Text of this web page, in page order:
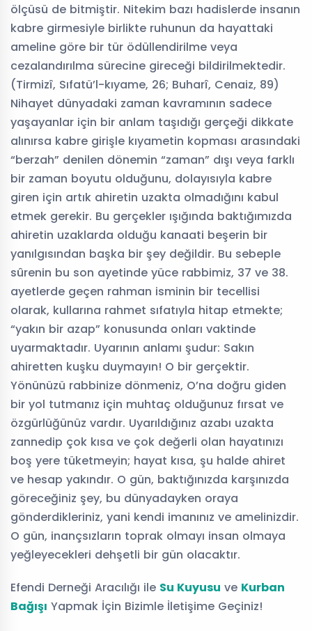
ölçüsü de bitmiştir. Nitekim bazı hadislerde insanın
kabre girmesiyle birlikte ruhunun da hayattaki
ameline göre bir tür ödüllendirilme veya
cezalandırılma sürecine gireceği bildirilmektedir.
(Tirmizî, Sıfatü’l-kıyame, 26; Buharî, Cenaiz, 89)
Nihayet dünyadaki zaman kavramının sadece
yaşayanlar için bir anlam taşıdığı gerçeği dikkate
alınırsa kabre girişle kıyametin kopması arasındaki
“berzah” denilen dönemin “zaman” dışı veya farklı
bir zaman boyutu olduğunu, dolayısıyla kabre
giren için artık ahiretin uzakta olmadığını kabul
etmek gerekir. Bu gerçekler ışığında baktığımızda
ahiretin uzaklarda olduğu kanaati beşerin bir
yanılgısından başka bir şey değildir. Bu sebeple
sûrenin bu son ayetinde yüce rabbimiz, 37 ve 38.
ayetlerde geçen rahman isminin bir tecellisi
olarak, kullarına rahmet sıfatıyla hitap etmekte;
“yakın bir azap” konusunda onları vaktinde
uyarmaktadır. Uyarının anlamı şudur: Sakın
ahiretten kuşku duymayın! O bir gerçektir.
Yönünüzü rabbinize dönmeniz, O’na doğru giden
bir yol tutmanız için muhtaç olduğunuz fırsat ve
özgürlüğünüz vardır. Uyarıldığınız azabı uzakta
zannedip çok kısa ve çok değerli olan hayatınızı
boş yere tüketmeyin; hayat kısa, şu halde ahiret
ve hesap yakındır. O gün, baktığınızda karşınızda
göreceğiniz şey, bu dünyadayken oraya
gönderdikleriniz, yani kendi imanınız ve amelinizdir.
O gün, inançsızların toprak olmayı insan olmaya
yeğleyecekleri dehşetli bir gün olacaktır.
Efendi Derneği Aracılığı ile Su Kuyusu ve Kurban
Bağışı Yapmak İçin Bizimle İletişime Geçiniz!